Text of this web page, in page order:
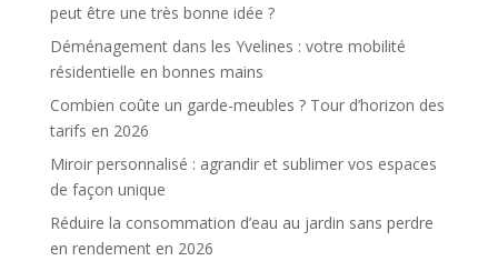
peut être une très bonne idée ?
Déménagement dans les Yvelines : votre mobilité
résidentielle en bonnes mains
Combien coûte un garde-meubles ? Tour d’horizon des
tarifs en 2026
Miroir personnalisé : agrandir et sublimer vos espaces
de façon unique
Réduire la consommation d’eau au jardin sans perdre
en rendement en 2026